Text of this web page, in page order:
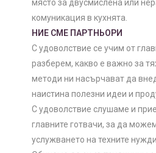
място за двусмислена или
комуникация в кухнята.
НИЕ СМЕ ПАРТНЬОРИ
С удоволствие се учим от
разберем, какво е важно за
методи ни насърчават да
наистина полезни идеи и
С удоволствие слушаме и
главните готвачи, за да
услужването на техните нужди.